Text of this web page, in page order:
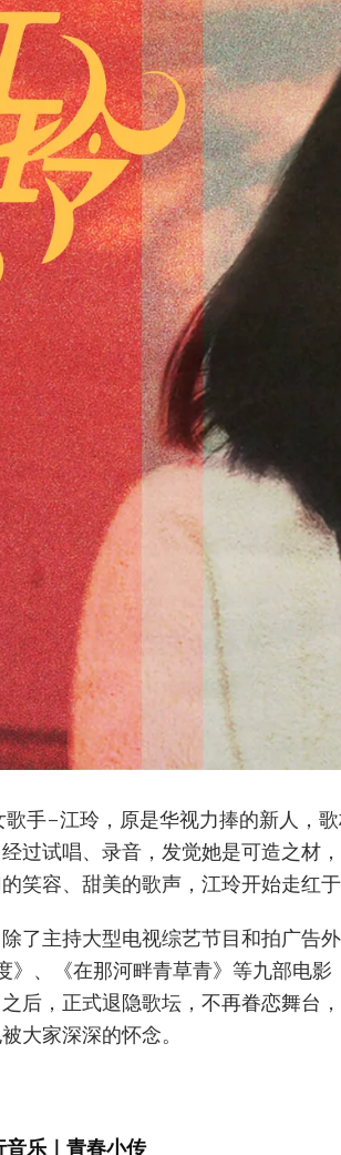
手-江玲，原是华视力捧的新人，
过试唱、录音，发觉她是可造之材
笑容、甜美的歌声，江玲开始走红于
了主持大型电视综艺节目和拍广告
》、《在那河畔青草青》等九部电
后，正式退隐歌坛，不再眷恋舞台
大家深深的怀念。
乐｜青春小传